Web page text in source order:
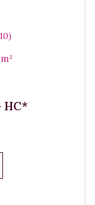
Local commercial 50 m²
HC*